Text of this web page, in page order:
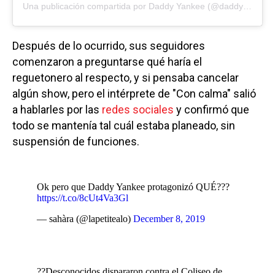
Una publicación compartida por Daddy Yankee (@daddyyankee) el
Después de lo ocurrido, sus seguidores
comenzaron a preguntarse qué haría el
reguetonero al respecto, y si pensaba cancelar
algún show, pero el intérprete de "Con calma" salió
a hablarles por las redes sociales y confirmó que
todo se mantenía tal cuál estaba planeado, sin
suspensión de funciones.
Ok pero que Daddy Yankee protagonizó QUÉ???
https://t.co/8cUt4Va3Gl
— sahàra (@lapetitealo) December 8, 2019